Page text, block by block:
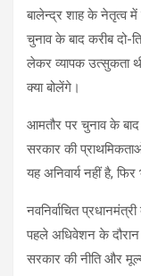
बालेन्द्र शाह के नेतृत्व
चुनाव के बाद करीब दो-
लेकर व्यापक उत्सुकता
क्या बोलेंगे।
आमतौर पर चुनाव के
सरकार की
यह अनिवार्य नहीं है,
नवनिर्वाचित
पहले अधिवेशन के
सरकार की नीति और